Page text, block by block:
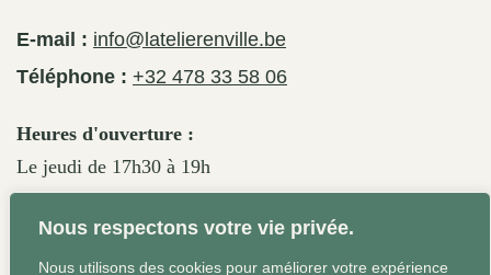
Nous respectons votre vie privée.
Nous utilisons des cookies pour améliorer votre expérience
E-mail : info@latelierenville.be
Téléphone : +32 478 33 58 06
Heures d'ouverture :
Le jeudi de 17h30 à 19h
Le vendredi de 17h30 à 19h30
Le samedi de 11h30 à 19h